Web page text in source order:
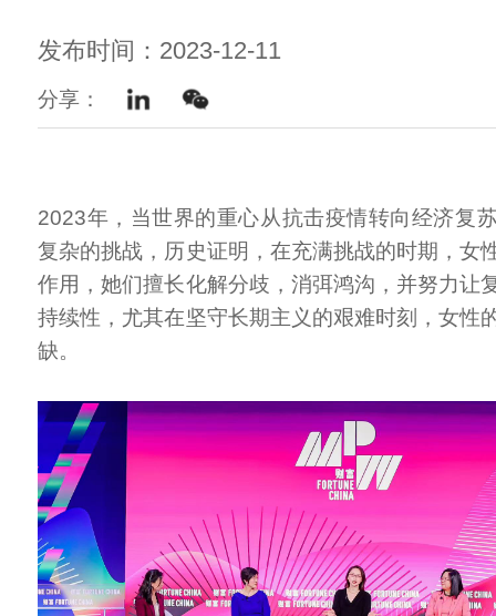
发布时间：2023-12-11
分享：
2023年，当世界的重心从抗击疫情转向经济复
复杂的挑战，历史证明，在充满挑战的时期，女
作用，她们擅长化解分歧，消弭鸿沟，并努力让
持续性，尤其在坚守长期主义的艰难时刻，女性
缺。